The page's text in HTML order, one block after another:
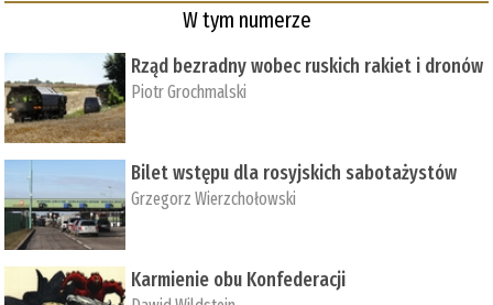
W tym numerze
Rząd bezradny wobec ruskich rakiet i dronów
Piotr Grochmalski
Bilet wstępu dla rosyjskich sabotażystów
Grzegorz Wierzchołowski
Karmienie obu Konfederacji